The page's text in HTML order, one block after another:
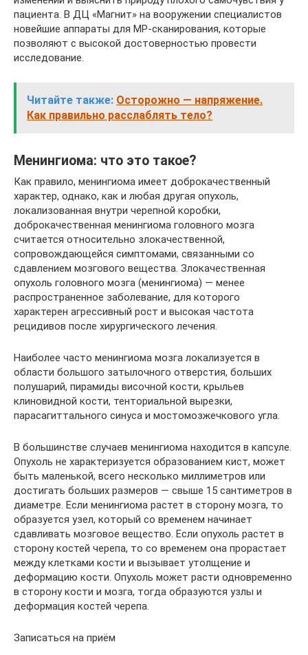
пациента. В ДЦ «Магнит» на вооружении специалистов
новейшие аппараты для МР-сканирования, которые
позволяют с высокой достоверностью провести
исследование.
Читайте также: Осторожно — напряжение.
Как правильно расслаблять тело?
Менингиома: что это такое?
Как правило, менингиома имеет доброкачественный
характер, однако, как и любая другая опухоль,
локализованная внутри черепной коробки,
доброкачественная менингиома головного мозга
считается относительно злокачественной,
сопровождающейся симптомами, связанными со
сдавлением мозгового вещества. Злокачественная
опухоль головного мозга (менингиома) — менее
распространенное заболевание, для которого
характерен агрессивный рост и высокая частота
рецидивов после хирургического лечения.
Наиболее часто менингиома мозга локализуется в
области большого затылочного отверстия, больших
полушарий, пирамиды височной кости, крыльев
клиновидной кости, тенториальной вырезки,
парасагиттального синуса и мостомозжечкового угла.
В большинстве случаев менингиома находится в капсуле.
Опухоль не характеризуется образованием кист, может
быть маленькой, всего несколько миллиметров или
достигать больших размеров — свыше 15 сантиметров в
диаметре. Если менингиома растет в сторону мозга, то
образуется узел, который со временем начинает
сдавливать мозговое вещество. Если опухоль растет в
сторону костей черепа, то со временем она прорастает
между клетками кости и вызывает утолщение и
деформацию кости. Опухоль может расти одновременно
в сторону кости и мозга, тогда образуются узлы и
деформация костей черепа.
Записаться на приём